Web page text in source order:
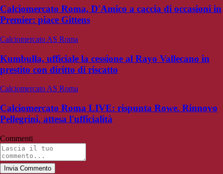
Calciomercato Roma, D'Amico a caccia di occasioni in
Premier: piace Gittens
Calciomercato AS Roma
Kumbulla, ufficiale la cessione al Rayo Vallecano in
prestito con diritto di riscatto
Calciomercato AS Roma
Calciomercato Roma LIVE: rispunta Rowe. Rinnovo
Pellegrini, attesa l'ufficialità
Commenti
Invia Commento